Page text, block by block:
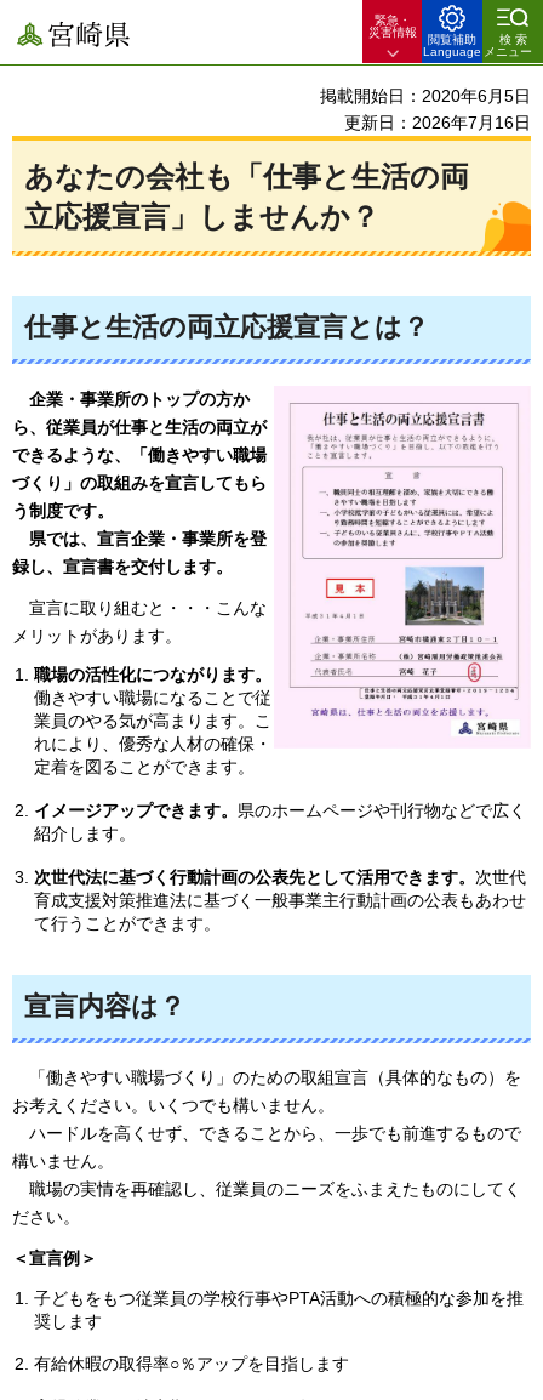
宮崎県
緊急・
災害情報
閲覧補助
Language
検索
メニュー
掲載開始日：2020年6月5日
更新日：2026年7月16日
あなたの会社も「仕事と生活の両
立応援宣言」しませんか？
仕事と生活の両立応援宣言とは？
企業・事業所のトップの方か
ら、従業員が仕事と生活の両立が
できるような、「働きやすい職場
づくり」の取組みを宣言してもら
う制度です。
県では、宣言企業・事業所を登
録し、宣言書を交付します。
宣言に取り組むと・・・こんな
メリットがあります。
職場の活性化につながります。
働きやすい職場になることで従
業員のやる気が高まります。こ
れにより、優秀な人材の確保・
定着を図ることができます。
イメージアップできます。 県のホームページや刊行物などで広く
紹介します。
次世代法に基づく行動計画の公表先として活用できます。 次世代
育成支援対策推進法に基づく一般事業主行動計画の公表もあわせ
て行うことができます。
宣言内容は？
「働きやすい職場づくり」のための取組宣言（具体的なもの）を
お考えください。いくつでも構いません。
ハードルを高くせず、できることから、一歩でも前進するもので
構いません。
職場の実情を再確認し、従業員のニーズをふまえたものにしてく
ださい。
＜宣言例＞
子どもをもつ従業員の学校行事やPTA活動への積極的な参加を推
奨します
有給休暇の取得率○％アップを目指します